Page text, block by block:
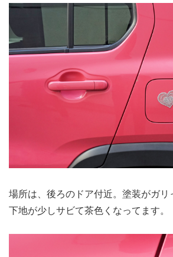
場所は、後ろのドア付近。塗装がガリ
下地が少しサビて茶色くなってます。